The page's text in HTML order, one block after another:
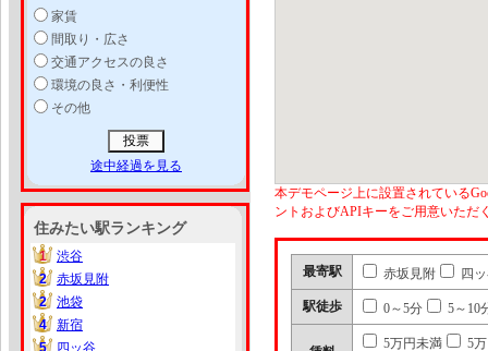
家賃
間取り・広さ
交通アクセスの良さ
環境の良さ・利便性
その他
途中経過を見る
住みたい駅ランキング
1
1
渋谷
2
2
赤坂見附
2
2
池袋
4
4
新宿
5 四ッ谷
本デモページ上に設置されている
ントおよびAPIキーをご用意いただ
最寄駅 赤坂見附 四
駅徒歩 0～5分 5～10
5万円未満
5